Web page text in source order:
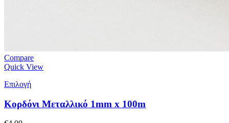
Compare
Quick View
Επιλογή
Κορδόνι Μεταλλικό 1mm x 100m